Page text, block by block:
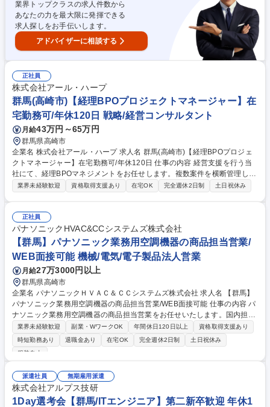
募集職種 【26-土木-9】関東_水力発電設備建設PJ・維持管理・運用の推
進(発注者側)
業界トップクラスの求人件数から
あなたの力を最大限に発揮できる
求人探しをお手伝いします。
アドバイザーに相談する
正社員
株式会社アール・ハープ
群馬(高崎市)【経理BPOプロジェクトマネージャー】在
宅勤務可/年休120日 戦略/経営コンサルタント
月給43万円～65万円
群馬県高崎市
企業名 株式会社アール・ハープ 求人名 群馬(高崎市)【経理BPOプロジェ
クトマネージャー】在宅勤務可/年休120日 仕事の内容 経営支援を行う当
社にて、経理BPOマネジメントをお任せします。複数案件を横断管理し、
チームと連携しながら安定した経理業務の提供をリード。顧客先常駐はな
滑な案件進行のリード ■業務構築・BPR推進（希望考慮）：新規案件立ち
上げに伴う業務設計や体制構築、会計・業務システム導入支援、オペレー
ションの標準化・仕組み化の推進等。様々な業種のクライアント企業の経
理業務を担い、非常に幅広い実務経験を積むことが可能です。 募集職種
群馬(高崎市)【経理BPOプロジェクトマネージャー】在宅勤務可/年休120
日
業界未経験歓迎 資格取得支援あり 在宅OK 完全週休2日制 土日祝休み
正社員
パナソニックHVAC&CCシステムズ株式会社
【群馬】パナソニック業務用空調機器の商品担当営業/
WEB面接可能 機械/電気/電子製品法人営業
月給27万3000円以上
群馬県高崎市
企業名 パナソニックＨＶＡＣ＆ＣＣシステムズ株式会社 求人名 【群馬】
パナソニック業務用空調機器の商品担当営業/WEB面接可能 仕事の内容 パ
ナソニック業務用空調機器の商品担当営業をお任せいたします。国内担当
エリアに対する業務用空調の販売推進とエリアマーケティングを通じ、販
売の拡大を目指して頂きます。 【具体的には】■社内関連部署や空調販売
に関わるパナソニックグループの各エリア営業所と連携をしながら 担当エ
し販売の拡大を目指す。 ■パナソニックグループ営業所と連携しながら流
通代理店や工事会社様に商品をよりご理解頂く為、研修会を行ったり、販
売を伸ばす為、イベントやキャンペーン、コンテストなども社内企画部門
と連携しつつ実施 募集職種 【群馬】パナソニック業務用空調機器の商品
業界未経験歓迎 副業・WワークOK 年間休日120日以上
資格取得支援あり
時短勤務あり
退職金あり 在宅OK 完全週休2日制
土日祝休み
服装自由
派遣社員 無期雇用派遣
株式会社アルプス技研
1Day選考会【群馬/ITエンジニア】第二新卒歓迎 年休1